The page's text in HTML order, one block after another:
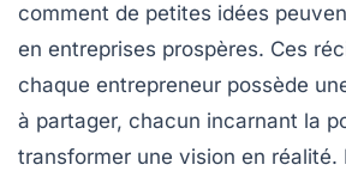
comment de petites idées
en entreprises prospères. Ces
chaque entrepreneur possède
à partager, chacun incarnant la
transformer une vision en réalité.